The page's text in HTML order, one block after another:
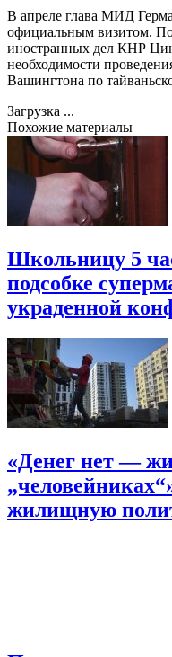
В апреле глава МИД
официальным визитом.
иностранных дел КНР
необходимости
Вашингтона по
Загрузка ...
Похожие материалы
Школьницу 5
подсобке
украденной
«Денег нет —
жилищную